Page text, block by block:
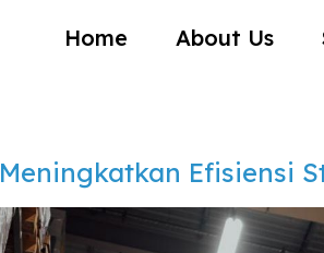
Home About Us
Meningkatkan Efisiensi